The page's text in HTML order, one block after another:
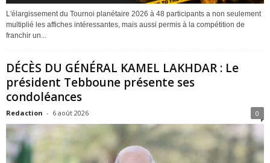
L'élargissement du Tournoi planétaire 2026 à 48 participants a non seulement
multiplié les affiches intéressantes, mais aussi permis à la compétition de
franchir un...
DÉCÈS DU GÉNÉRAL KAMEL LAKHDAR : Le
président Tebboune présente ses
condoléances
Redaction - 6 août 2026 0